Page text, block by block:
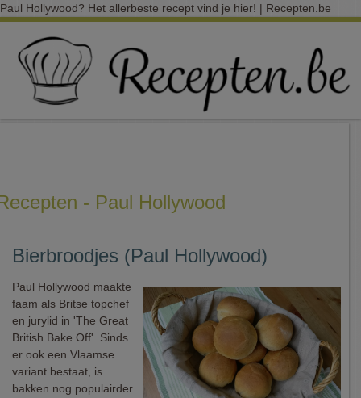
Paul Hollywood? Het allerbeste recept vind je hier! | Recepten.be
- Paul Hollywood
Bierbroodjes (Paul Hollywood)
Paul Hollywood maakte
faam als Britse topchef
en jurylid in 'The Great
British Bake Off'. Sinds
er ook een Vlaamse
variant bestaat, is
bakken nog populairder